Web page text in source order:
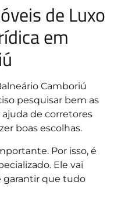
de Luxo
em
Camboriú
pesquisar bem as
ajuda de corretores
boas escolhas.
Por isso, é
Ele vai
garantir que tudo